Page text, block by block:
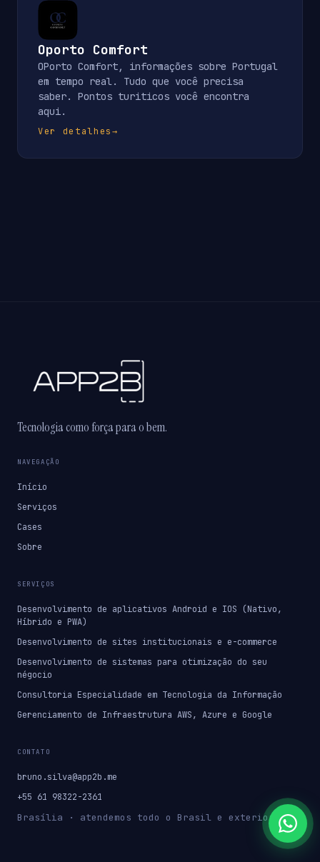
Oporto Comfort
OPorto Comfort, informações sobre Portugal
em tempo real. Tudo que você precisa
saber. Pontos turiticos você encontra
aqui.
Ver detalhes→
Tecnologia como força para o bem.
NAVEGAÇÃO
Início
Serviços
Cases
Sobre
SERVIÇOS
Desenvolvimento de aplicativos Android e IOS (Nativo,
Híbrido e PWA)
Desenvolvimento de sites institucionais e e-commerce
Desenvolvimento de sistemas para otimização do seu
négocio
Consultoria Especialidade em Tecnologia da Informação
Gerenciamento de Infraestrutura AWS, Azure e Google
CONTATO
bruno.silva@app2b.me
+55 61 98322-2361
Brasília · atendemos todo o Brasil e exterior